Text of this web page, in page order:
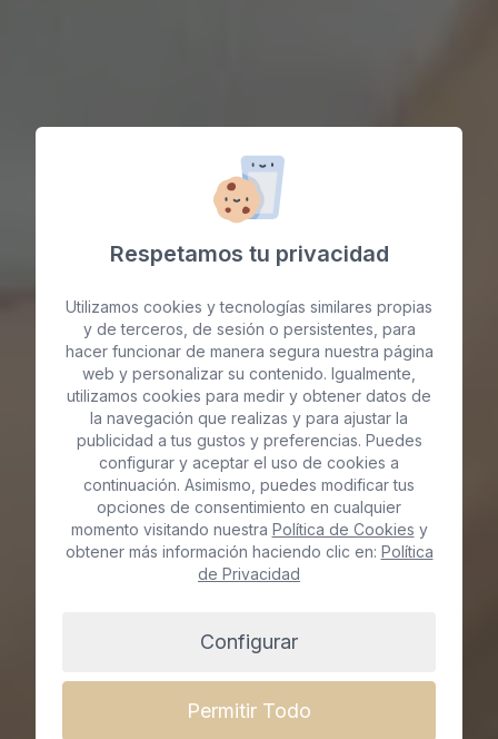
Labioplastia Vaginal
en Maspalomas
Reserva cita ya
Respetamos tu privacidad
Utilizamos cookies y tecnologías similares propias
y de terceros, de sesión o persistentes, para
hacer funcionar de manera segura nuestra página
web y personalizar su contenido. Igualmente,
utilizamos cookies para medir y obtener datos de
la navegación que realizas y para ajustar la
publicidad a tus gustos y preferencias. Puedes
configurar y aceptar el uso de cookies a
continuación. Asimismo, puedes modificar tus
opciones de consentimiento en cualquier
momento visitando nuestra Política de Cookies y
obtener más información haciendo clic en: Política
de Privacidad
Configurar
Permitir Todo